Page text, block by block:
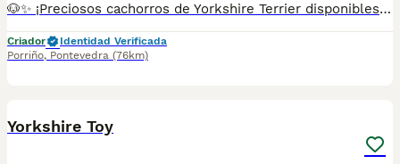
🐶✨ ¡Preciosos cachorros de Yorkshire Terrier disponibles! 💕🐾 Pequeños, dulces y llenos de encanto. 🥰 Los Yorkshire destacan por su elegancia, inteligencia y su carácter cariñoso, siendo unos compañeros perfectos para disfrutar tanto en familia como en cualquier hogar. 🏡❤️ 🌟 Adorables, juguetones y con una personalidad increíble. ✅ Criados con mucho cariño y dedicación. ✅ Se entregan con la edad adecuada. ✅ Desparasitados y con la documentación correspondiente según su edad. 📸 Fotos y vídeos disponibles por WhatsApp sin compromiso. 📲 **Más información:** 687482079 📍 Galicia, Madrid, Valencia, Barcelona, Sevilla, Almería, Pamplona.
Criador
Identidad Verificada
Porriño, Pontevedra (76km)
Yorkshire Toy